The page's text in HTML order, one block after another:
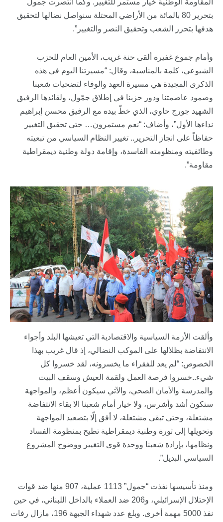
المقاومة الوطنية خيار مستمر للتغيير. وكما انتصرت جمول
بتحرير 80 بالمائة من الأراضي المحتلة سنواصل نضالها لتحقيق
هدفها بتحرر الشعب وتحقيق النصر والتغيير”.
وأمام جموع غفيرة ألقى حنة غريب، الأمين العام للحزب
الشيوعي، كلمة بالمناسبة، وقال: “مسيرتنا اليوم في هذه
الذكرى المجيدة هي مسيرة العهد والوفاء لتضحيات شعبنا
وصمود عاصمتنا ودور حزبنا في إطلاق جمّول، ولقائدها الرفيق
الشهيد جورج حاوي، الذي خطّ بيده مع الرفيق محسن إبراهيم
نداءها الأول”، وأضاف: “نعم مستمرون… حتى تحقيق التغيير
حفاظاً على انجاز التحرير.. تغيير النظام السياسي من تبعيته
وطائفيته ومنظومته الفاسدة، وإقامة دولة وطنية ديمقراطية
مقاومة”.
وألقت الأزمة السياسية والاقتصادية التي تعيشها البلد وأجواء
الانتفاضة بظلالها على الموكب النضالي، إذ قال غريب بهذا
الخصوص: “لم يعد للفقراء ما يخسرونه، لقد خسروا كل
شيء..خسروا فرصة العمل ولقمة العيش وسقف البيت
والمدرسة والأمان الصحي، والآتي سيكون أعظم، والمواجهة
ستكون أشد وأشرس، ولا خيار أمام شعبنا الا بقاء الانتفاضة
مشتعلة، وحتى تبقى مشتعلة، لا أفق إلّا بتصعيد المواجهة
وتحويلها إلى ثورة وطنية ديمقراطية تطيح بمنظومة الفساد
ونظامها، بإرادة شعبنا ووحدة قوى التغيير ووضوح المشروع
السياسي البديل”.
ومنذ تأسيسها نفذت “جمول” 1113 عملية، 907 منها ضد قوات
الإحتلال الإسرائيلي، و206 ضد العملاء بالداخل اللبناني، في حين
نفذ 5000 مهمة أخرى. وبلغ عدد شهداء الجبهة 196، مازال رفات